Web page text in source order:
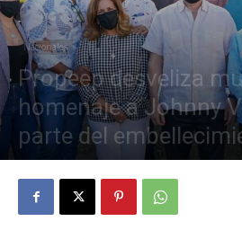
Nacionales
Propeep desveliza
homenaje a Johnny
parte del
Por Elizabeth Diaz - 2 de octubre de 2021